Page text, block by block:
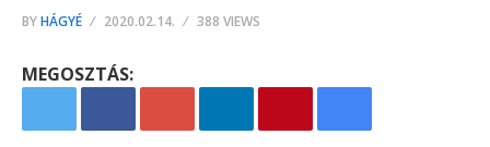
BYHÁGYÉ 2020.02.14. 388 VIEWS
MEGOSZTÁS: